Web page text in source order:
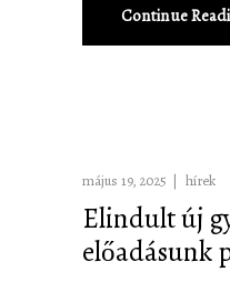
Continue
május 19, 2025 hírek
Elindult új
előadásunk